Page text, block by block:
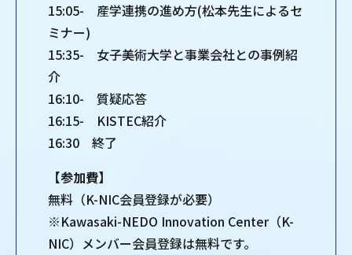
15:05- 産学連携の進め方(松本先生によるセ
ミナー)
15:35- 女子美術大学と事業会社との事例紹
介
16:10- 質疑応答
16:15- KISTEC紹介
16:30 終了
【参加費】
無料（K-NIC会員登録が必要）
※Kawasaki-NEDO Innovation Center（K-
NIC）メンバー会員登録は無料です。